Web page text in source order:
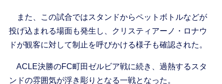
また、この試合ではスタンドからペットボトルなどが
投げ込まれる場面も発生し、クリスティアーノ・ロナウ
ドが観客に対して制止を呼びかける様子も確認された。
ACLE決勝のFC町田ゼルビア戦に続き、過熱するスタ
ンドの雰囲気が浮き彫りとなる一戦となった。